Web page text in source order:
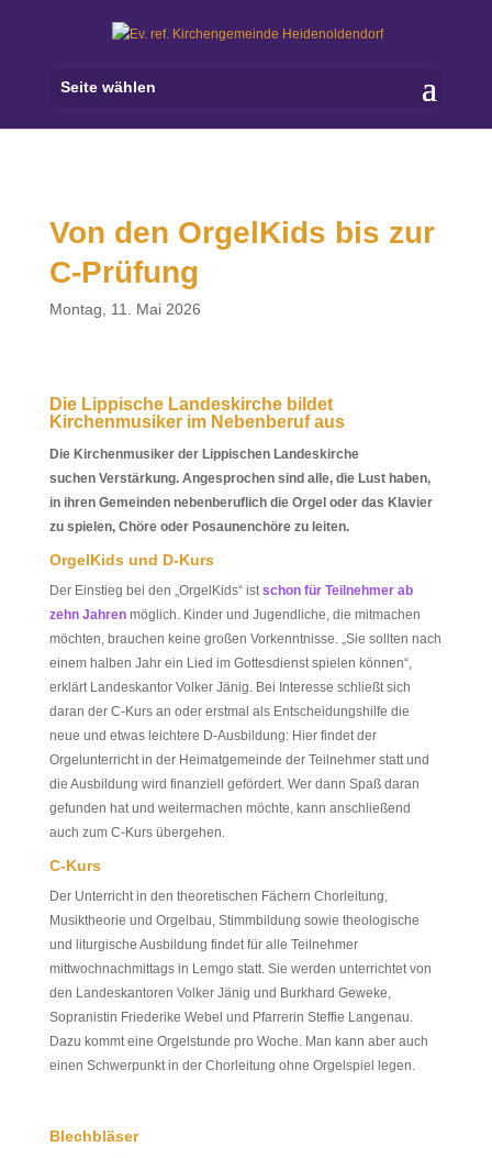
Seite wählen
Von den OrgelKids bis zur
C-Prüfung
Montag, 11. Mai 2026
Die Lippische Landeskirche bildet
Kirchenmusiker im Nebenberuf aus
Die Kirchenmusiker der Lippischen Landeskirche
suchen Verstärkung. Angesprochen sind alle, die Lust haben,
in ihren Gemeinden nebenberuflich die Orgel oder das Klavier
zu spielen, Chöre oder Posaunenchöre zu leiten.
OrgelKids und D-Kurs
Der Einstieg bei den „OrgelKids“ istschon für Teilnehmer ab
zehn Jahrenmöglich. Kinder und Jugendliche, die mitmachen
möchten, brauchen keine großen Vorkenntnisse. „Sie sollten nach
einem halben Jahr ein Lied im Gottesdienst spielen können“,
erklärt Landeskantor Volker Jänig. Bei Interesse schließt sich
daran der C-Kurs an oder erstmal als Entscheidungshilfe die
neue und etwas leichtere D-Ausbildung: Hier findet der
Orgelunterricht in der Heimatgemeinde der Teilnehmer statt und
die Ausbildung wird finanziell gefördert. Wer dann Spaß daran
gefunden hat und weitermachen möchte, kann anschließend
auch zum C-Kurs übergehen.
C-Kurs
Der Unterricht in den theoretischen Fächern Chorleitung,
Musiktheorie und Orgelbau, Stimmbildung sowie theologische
und liturgische Ausbildung findet für alle Teilnehmer
mittwochnachmittags in Lemgo statt. Sie werden unterrichtet von
den Landeskantoren Volker Jänig und Burkhard Geweke,
Sopranistin Friederike Webel und Pfarrerin Steffie Langenau.
Dazu kommt eine Orgelstunde pro Woche. Man kann aber auch
einen Schwerpunkt in der Chorleitung ohne Orgelspiel legen.
Blechbläser